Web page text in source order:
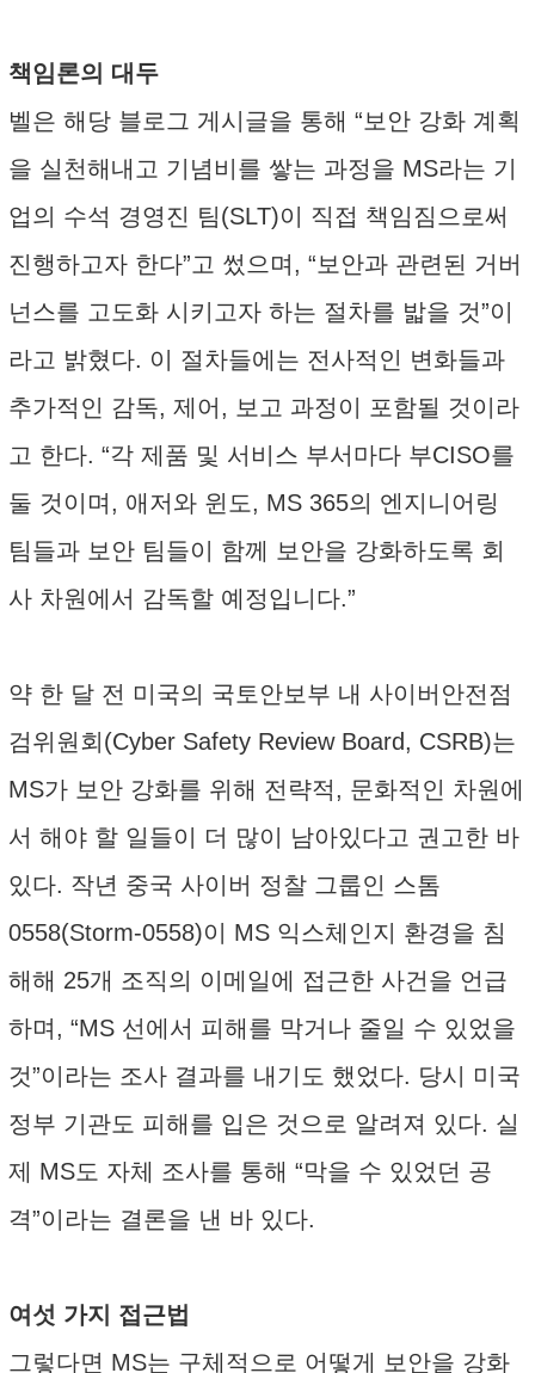
책임론의 대두
벨은 해당 블로그 게시글을 통해 “보안 강화 계획
을 실천해내고 기념비를 쌓는 과정을 MS라는 기
업의 수석 경영진 팀(SLT)이 직접 책임짐으로써
진행하고자 한다”고 썼으며, “보안과 관련된 거버
넌스를 고도화 시키고자 하는 절차를 밟을 것”이
라고 밝혔다. 이 절차들에는 전사적인 변화들과
추가적인 감독, 제어, 보고 과정이 포함될 것이라
고 한다. “각 제품 및 서비스 부서마다 부CISO를
둘 것이며, 애저와 윈도, MS 365의 엔지니어링
팀들과 보안 팀들이 함께 보안을 강화하도록 회
사 차원에서 감독할 예정입니다.”
약 한 달 전 미국의 국토안보부 내 사이버안전점
검위원회(Cyber Safety Review Board, CSRB)는
MS가 보안 강화를 위해 전략적, 문화적인 차원에
서 해야 할 일들이 더 많이 남아있다고 권고한 바
있다. 작년 중국 사이버 정찰 그룹인 스톰
0558(Storm-0558)이 MS 익스체인지 환경을 침
해해 25개 조직의 이메일에 접근한 사건을 언급
하며, “MS 선에서 피해를 막거나 줄일 수 있었을
것”이라는 조사 결과를 내기도 했었다. 당시 미국
정부 기관도 피해를 입은 것으로 알려져 있다. 실
제 MS도 자체 조사를 통해 “막을 수 있었던 공
격”이라는 결론을 낸 바 있다.
여섯 가지 접근법
그렇다면 MS는 구체적으로 어떻게 보안을 강화